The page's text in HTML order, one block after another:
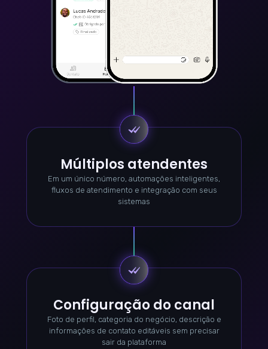
Múltiplos atendentes
Em um único número, automações inteligentes,
fluxos de atendimento e integração com seus
sistemas
Configuração do canal
Foto de perfil, categoria do negócio, descrição e
informações de contato editáveis sem precisar
sair da plataforma